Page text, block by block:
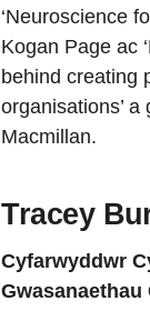
‘Neuroscience
Kogan Page ac
behind creating
organisations’
Macmillan.
Tracey
Cyfarwyddwr